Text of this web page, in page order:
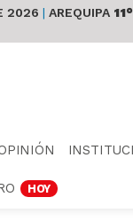
2026 | AREQUIPA
HOY